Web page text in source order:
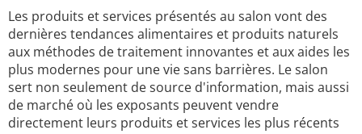
Les produits et services présentés au salon vont des
dernières tendances alimentaires et produits naturels
aux méthodes de traitement innovantes et aux aides les
plus modernes pour une vie sans barrières. Le salon
sert non seulement de source d'information, mais aussi
de marché où les exposants peuvent vendre
directement leurs produits et services les plus récents